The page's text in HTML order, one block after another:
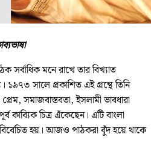
সর্বাধিক মনে রাখে তার বিখ্যাত
১৯৭৩ সালে প্রকাশিত এই গ্রন্থে তিনি
সমাজবাস্তবতা, ইসলামী ভাবধারা
চিত্র এঁকেছেন। এটি বাংলা
বিবেচিত হয়। আজও পাঠকরা বুঁদ হয়ে থাকে